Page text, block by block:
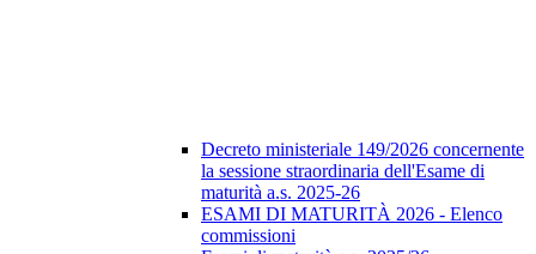
Decreto ministeriale 149/2026 concernente
la sessione straordinaria dell'Esame di
maturità a.s. 2025-26
ESAMI DI MATURITÀ 2026 - Elenco
commissioni